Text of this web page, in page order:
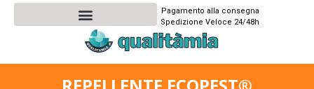
Pagamento alla consegna
Spedizione Veloce 24/48h